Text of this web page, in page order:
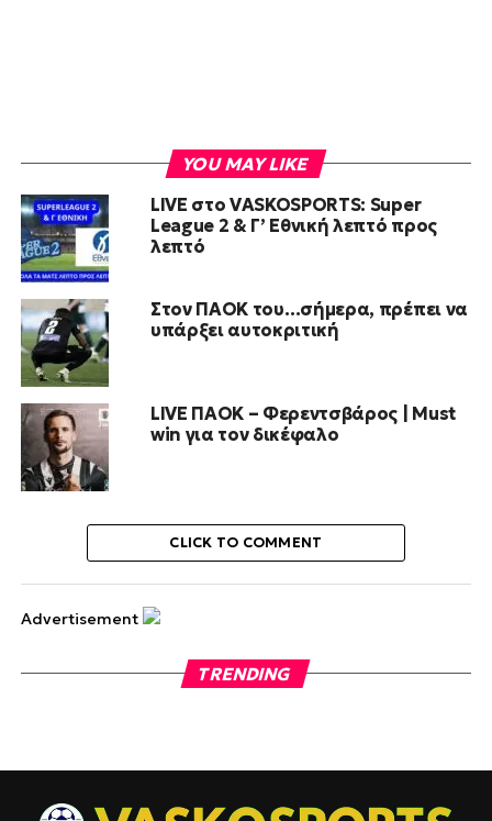
YOU MAY LIKE
LIVE στο VASKOSPORTS: Super
League 2 & Γ’ Εθνική λεπτό προς
λεπτό
Στον ΠΑΟΚ του…σήμερα, πρέπει να
υπάρξει αυτοκριτική
LIVE ΠΑΟΚ – Φερεντσβάρος | Must
win για τον δικέφαλο
CLICK TO COMMENT
Advertisement
TRENDING